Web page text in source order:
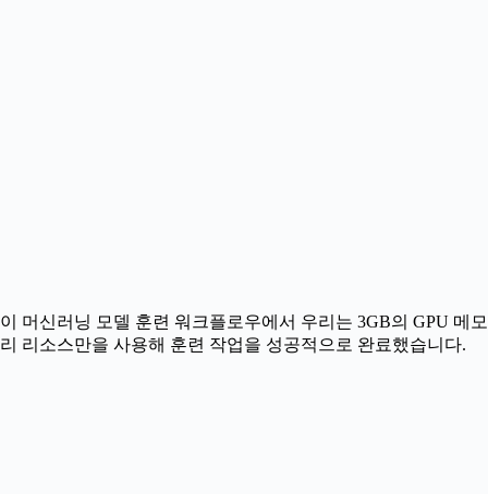
이 머신러닝 모델 훈련 워크플로우에서 우리는 3GB의 GPU 메모
리 리소스만을 사용해 훈련 작업을 성공적으로 완료했습니다.